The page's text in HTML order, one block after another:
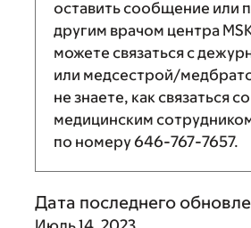
оставить сообщение или
другим врачом центра
можете связаться с
или медсестрой/
не знаете, как связаться
медицинским
по номеру646-767-7657.
Дата последнего